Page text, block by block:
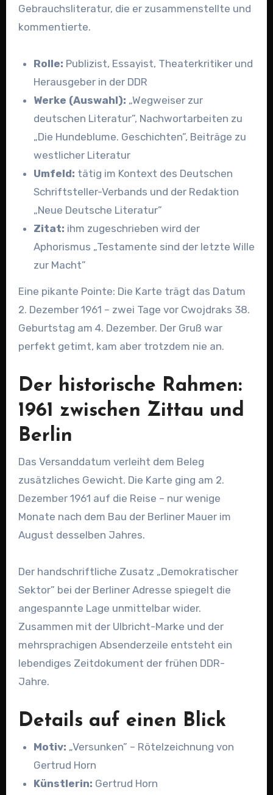
Gebrauchsliteratur, die er zusammenstellte und
kommentierte.
Rolle: Publizist, Essayist, Theaterkritiker und
Herausgeber in der DDR
Werke (Auswahl): „Wegweiser zur
deutschen Literatur”, Nachwortarbeiten zu
„Die Hundeblume. Geschichten”, Beiträge zu
westlicher Literatur
Umfeld: tätig im Kontext des Deutschen
Schriftsteller-Verbands und der Redaktion
„Neue Deutsche Literatur”
Zitat: ihm zugeschrieben wird der
Aphorismus „Testamente sind der letzte Wille
zur Macht”
Eine pikante Pointe: Die Karte trägt das Datum
2. Dezember 1961 – zwei Tage vor Cwojdraks 38.
Geburtstag am 4. Dezember. Der Gruß war
perfekt getimt, kam aber trotzdem nie an.
Der historische Rahmen:
1961 zwischen Zittau und
Berlin
Das Versanddatum verleiht dem Beleg
zusätzliches Gewicht. Die Karte ging am 2.
Dezember 1961 auf die Reise – nur wenige
Monate nach dem Bau der Berliner Mauer im
August desselben Jahres.
Der handschriftliche Zusatz „Demokratischer
Sektor” bei der Berliner Adresse spiegelt die
angespannte Lage unmittelbar wider.
Zusammen mit der Ulbricht-Marke und der
mehrsprachigen Absenderzeile entsteht ein
lebendiges Zeitdokument der frühen DDR-
Jahre.
Details auf einen Blick
Motiv: „Versunken” – Rötelzeichnung von
Gertrud Horn
Künstlerin: Gertrud Horn